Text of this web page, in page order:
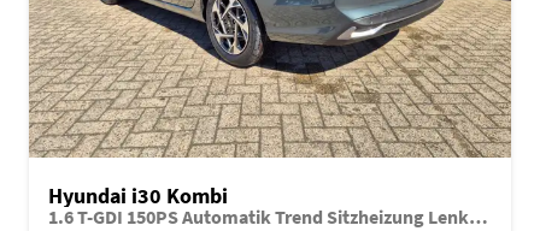
Hyundai i30 Kombi
1.6 T-GDI 150PS Automatik Trend Sitzheizung Lenkradheizung Klimaautomatik PDC v+h Rückf.Kamera Navi Apple CarPlay + Android Auto 16"LM